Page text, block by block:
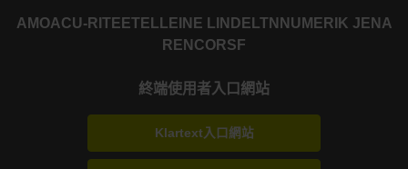
AMOACU-RITE ETEL LEINE LINDE LTN NUMERIK JENA
RENCORSF
終端使用者入口網站
Klartext入口網站